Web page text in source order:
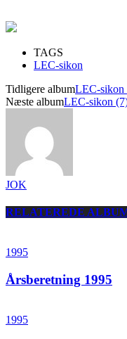
TAGS
LEC-sikon
Tidligere albumLEC-sikon
Næste albumLEC-sikon
JOK
RELATEREDE
1995
Årsberetning 1995
1995